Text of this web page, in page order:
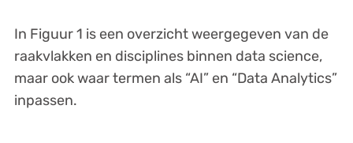
In Figuur 1 is een overzicht weergegeven van de
raakvlakken en disciplines binnen data science,
maar ook waar termen als “AI” en “Data Analytics”
inpassen.